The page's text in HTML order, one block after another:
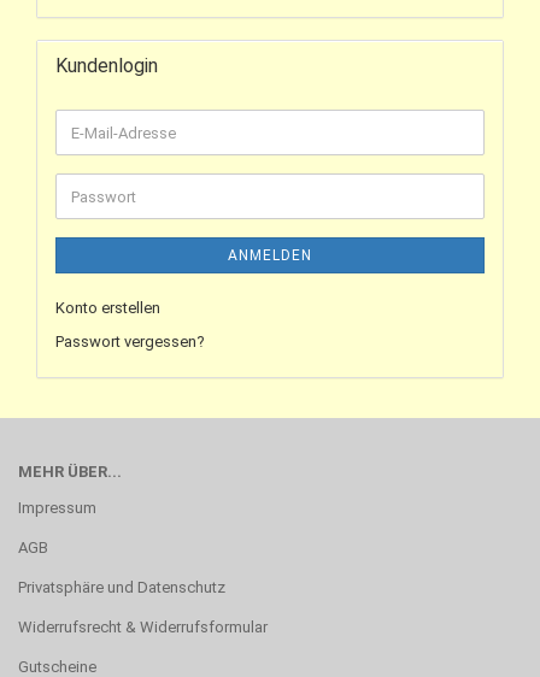
Kundenlogin
ANMELDEN
Konto erstellen
Passwort vergessen?
MEHR ÜBER...
Impressum
AGB
Privatsphäre und Datenschutz
Widerrufsrecht & Widerrufsformular
Gutscheine